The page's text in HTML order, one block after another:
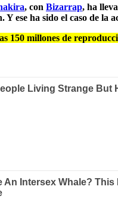
, con Bizarrap, ha
Y ese ha sido el caso de
150 millones de